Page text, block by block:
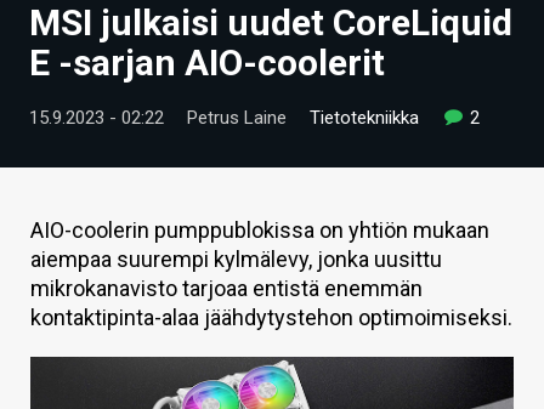
UUTISET
TIETOA
HINTA.FI
MSI julkaisi uudet CoreLiquid
E -sarjan AIO-coolerit
15.9.2023 - 02:22 Petrus Laine Tietotekniikka 2
AIO-coolerin pumppublokissa on yhtiön mukaan
aiempaa suurempi kylmälevy, jonka uusittu
mikrokanavisto tarjoaa entistä enemmän
kontaktipinta-alaa jäähdytystehon optimoimiseksi.